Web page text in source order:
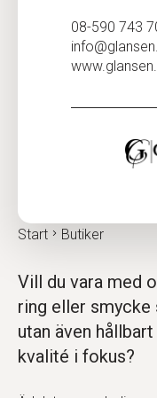
Start Butiker
Vill du vara med
ring eller
utan även
kvalité i fokus?
08-590 743